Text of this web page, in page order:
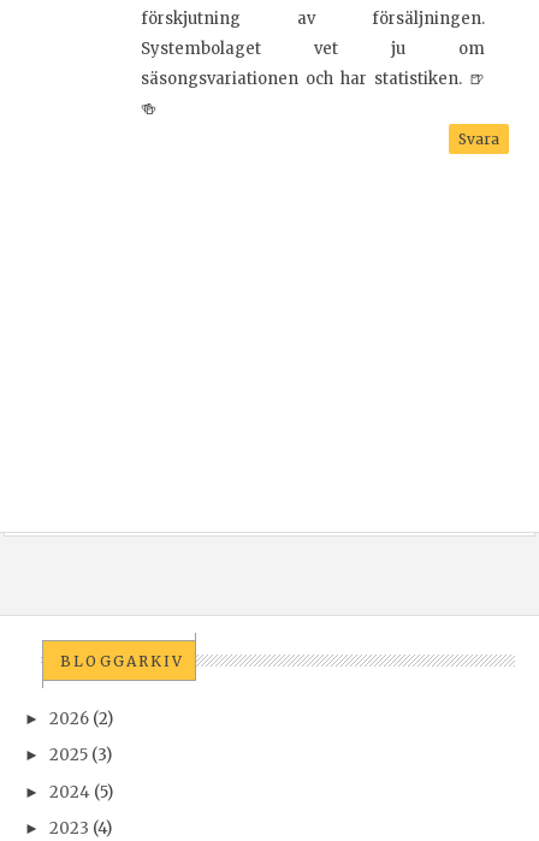
förskjutning av försäljningen.
Systembolaget vet ju om
säsongsvariationen och har statistiken. 🍺
🍻
Svara
BLOGGARKIV
► 2026 (2)
► 2025 (3)
► 2024 (5)
► 2023 (4)